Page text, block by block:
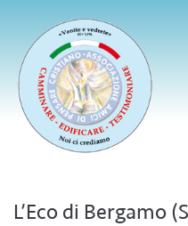
L’Eco di Bergamo